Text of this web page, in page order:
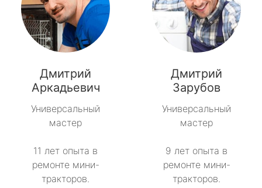
Дмитрий
Аркадьевич
Универсальный
мастер
11 лет опыта в
ремонте мини-
тракторов.
Дмитрий
Зарубов
Универсальный
мастер
9 лет опыта в
ремонте мини-
тракторов.